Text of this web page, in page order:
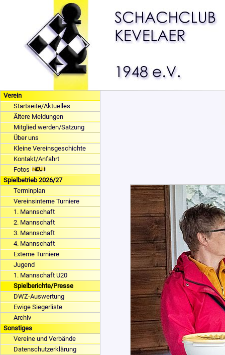
Verein
Startseite/Aktuelles
Ältere Meldungen
Mitglied werden/Satzung
Über uns
Kleine Vereinsgeschichte
Kontakt/Anfahrt
Fotos
Spielbetrieb 2026/27
Terminplan
Vereinsinterne Turniere
1. Mannschaft
2. Mannschaft
3. Mannschaft
4. Mannschaft
Externe Turniere
Jugend
1. Mannschaft U20
Spielberichte/Presse
DWZ-Auswertung
Ewige Siegerliste
Archiv
Sonstiges
Vereine und Verbände
Datenschutzerklärung